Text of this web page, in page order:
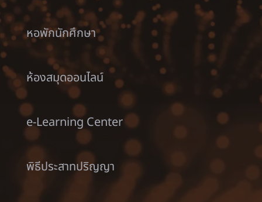
หอพักนักศึกษา
ห้องสมุดออนไลน์
e-Learning Center
พิธีประสาทปริญญา